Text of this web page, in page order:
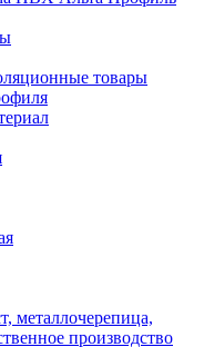
товары